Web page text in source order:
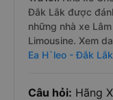
Đắk Lắk được
những nhà xe
Limousine. Xem
Ea H`leo - Đắk Lắk
Câu hỏi: Hãng